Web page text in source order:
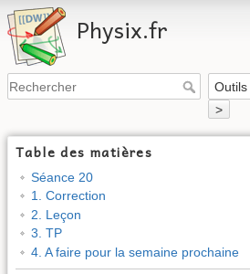
Physix.fr
>
Table des matières
Séance 20
1. Correction
2. Leçon
3. TP
4. A faire pour la semaine prochaine